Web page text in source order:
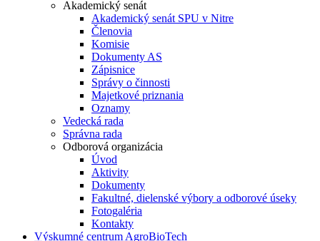
Akademický senát
Akademický senát SPU v Nitre
Členovia
Komisie
Dokumenty AS
Zápisnice
Správy o činnosti
Majetkové priznania
Oznamy
Vedecká rada
Správna rada
Odborová organizácia
Úvod
Aktivity
Dokumenty
Fakultné, dielenské výbory a odborové úseky
Fotogaléria
Kontakty
Výskumné centrum AgroBioTech